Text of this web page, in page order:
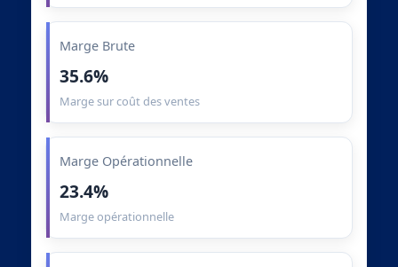
Marge Brute
35.6%
Marge sur coût des ventes
Marge Opérationnelle
23.4%
Marge opérationnelle